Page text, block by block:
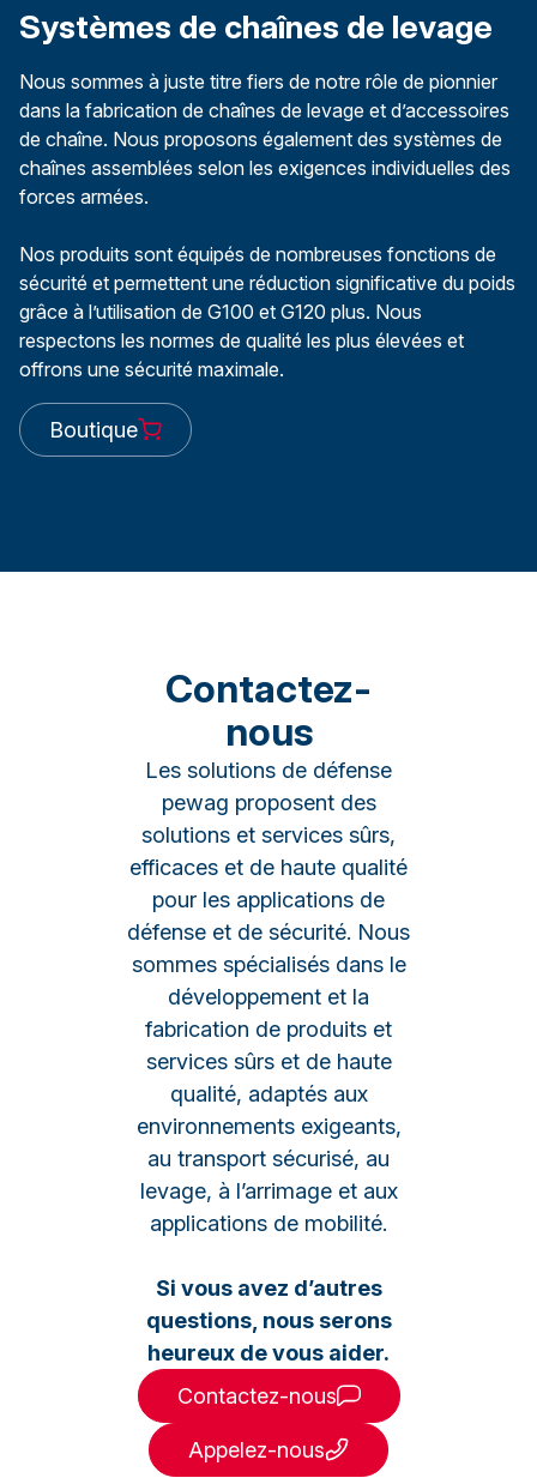
Systèmes de chaînes de levage
Nous sommes à juste titre fiers de notre rôle de pionnier
dans la fabrication de chaînes de levage et d’accessoires
de chaîne. Nous proposons également des systèmes de
chaînes assemblées selon les exigences individuelles des
forces armées.
Nos produits sont équipés de nombreuses fonctions de
sécurité et permettent une réduction significative du poids
grâce à l’utilisation de G100 et G120 plus. Nous
respectons les normes de qualité les plus élevées et
offrons une sécurité maximale.
Boutique
Contactez-
nous
Les solutions de défense
pewag proposent des
solutions et services sûrs,
efficaces et de haute qualité
pour les applications de
défense et de sécurité. Nous
sommes spécialisés dans le
développement et la
fabrication de produits et
services sûrs et de haute
qualité, adaptés aux
environnements exigeants,
au transport sécurisé, au
levage, à l’arrimage et aux
applications de mobilité.
Si vous avez d’autres
questions, nous serons
heureux de vous aider.
Contactez-nous
Appelez-nous